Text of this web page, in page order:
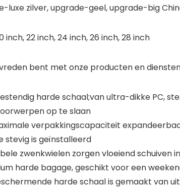
luxe zilver, upgrade-geel, upgrade-big
inch, 22 inch, 24 inch, 26 inch, 28 inch
bent met onze producten en
harde schaal;van ultra-dikke PC,
op te slaan
verpakkingscapaciteit
stevig is geïnstalleerd
zwenkwielen zorgen vloeiend schuiven
harde bagage, geschikt voor een
harde schaal is gemaakt van